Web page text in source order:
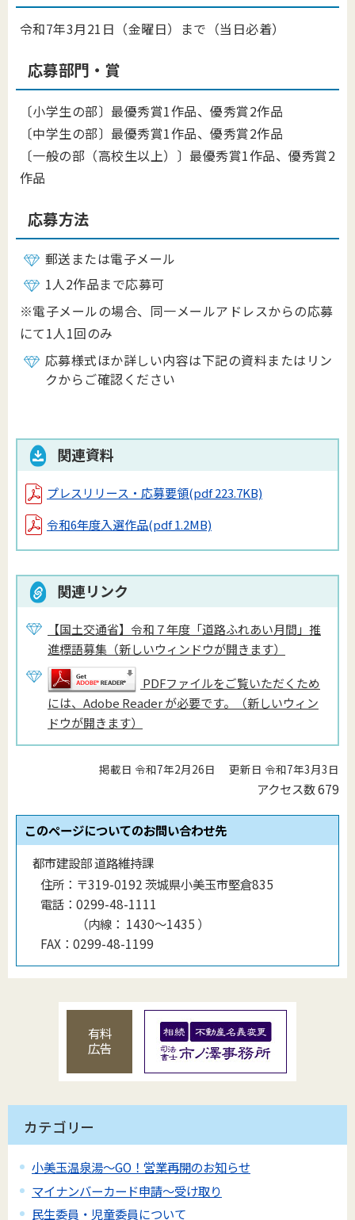
令和7年3月21日（金曜日）まで（当日必着）
応募部門・賞
〔小学生の部〕最優秀賞1作品、優秀賞2作品
〔中学生の部〕最優秀賞1作品、優秀賞2作品
〔一般の部（高校生以上）〕最優秀賞1作品、優秀賞2
作品
応募方法
郵送または電子メール
1人2作品まで応募可
※電子メールの場合、同一メールアドレスからの応募
にて1人1回のみ
応募様式ほか詳しい内容は下記の資料またはリン
クからご確認ください
関連資料
プレスリリース・応募要領(pdf 223.7KB)
令和6年度入選作品(pdf 1.2MB)
関連リンク
【国土交通省】令和７年度「道路ふれあい月間」推
進標語募集（新しいウィンドウが開きます）
PDFファイルをご覧いただくため
には、Adobe Reader が必要です。（新しいウィン
ドウが開きます）
掲載日 令和7年2月26日 更新日 令和7年3月3日
アクセス数679
このページについてのお問い合わせ先
都市建設部 道路維持課
住所： 〒319-0192 茨城県小美玉市堅倉835
電話： 0299-48-1111
（内線 ： 1430〜1435 ）
FAX： 0299-48-1199
有料
広告
カテゴリー
小美玉温泉湯～GO！営業再開のお知らせ
マイナンバーカード申請～受け取り
民生委員・児童委員について